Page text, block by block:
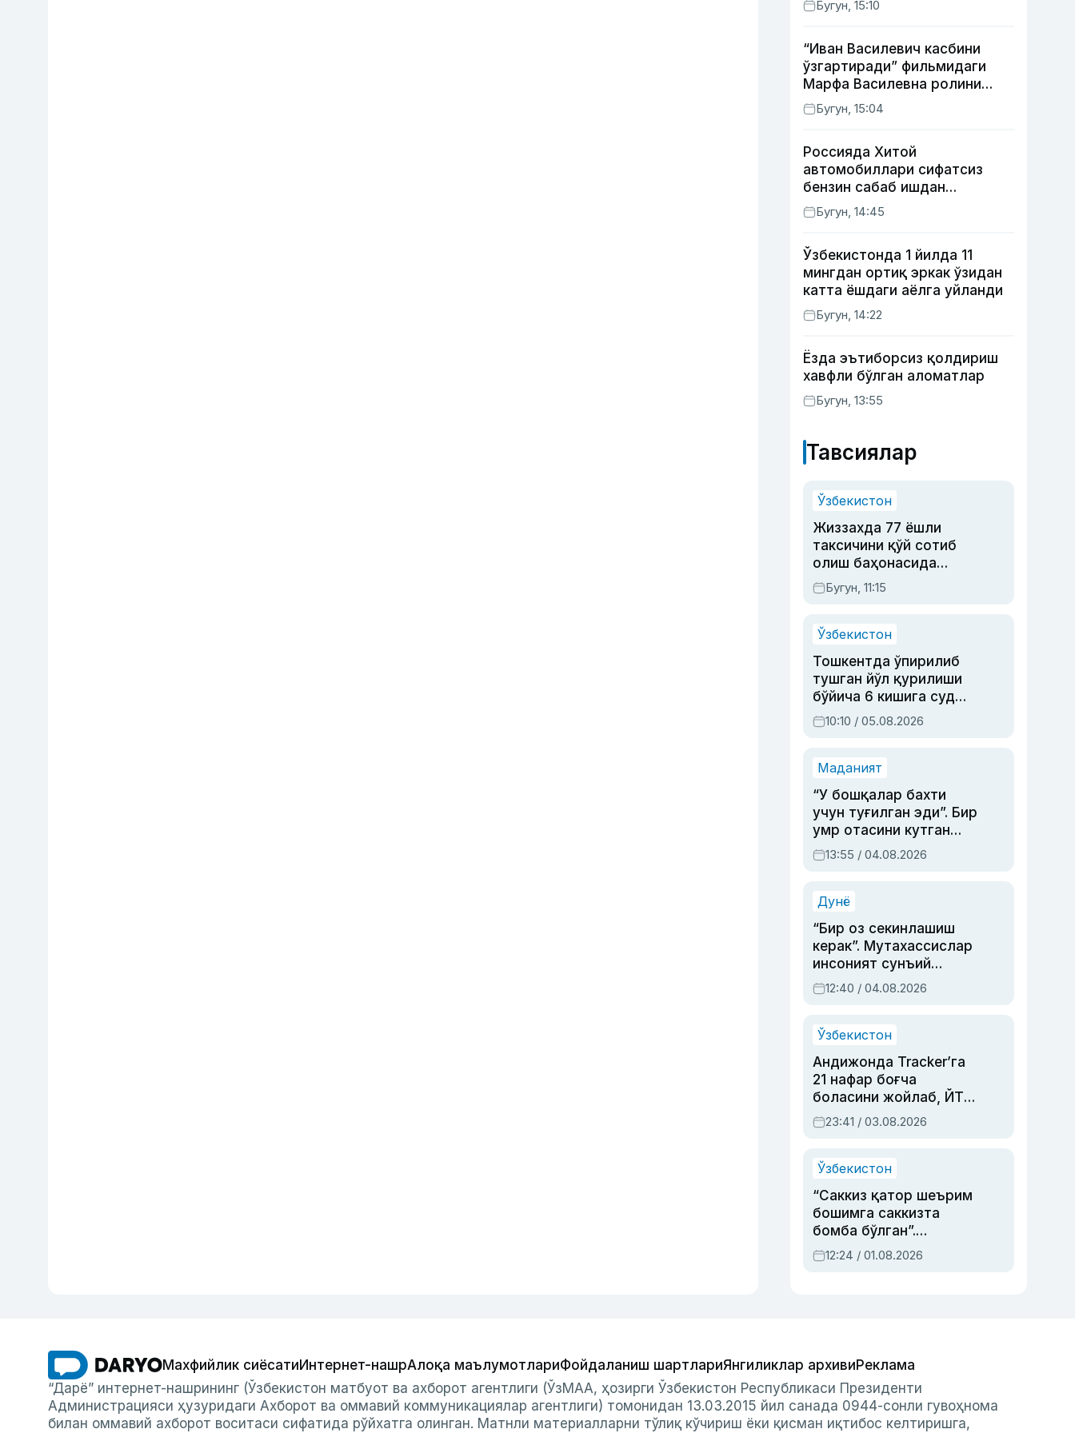
мумкин
Бугун, 15:10
“Иван Василевич касбини
ўзгартиради” фильмидаги
Марфа Василевна ролини
ижро этган актрисанинг
тақдири қандай кечди?
Бугун, 15:04
Россияда Хитой
автомобиллари сифатсиз
бензин сабаб ишдан
чиқмоқда
Бугун, 14:45
Ўзбекистонда 1 йилда 11
мингдан ортиқ эркак ўзидан
катта ёшдаги аёлга уйланди
Бугун, 14:22
Ёзда эътиборсиз қолдириш
хавфли бўлган аломатлар
Бугун, 13:55
Тавсиялар
Ўзбекистон
Жиззахда 77 ёшли
таксичини қўй сотиб
олиш баҳонасида
яйловга олиб бориб
ўлдирган йигит 20
Бугун, 11:15
Ўзбекистон
Тошкентда ўпирилиб
тушган йўл қурилиши
бўйича 6 кишига суд
ҳукми ўқилди
10:10 / 05.08.2026
Маданият
“У бошқалар бахти
учун туғилган эди”. Бир
умр отасини кутган
актриса ва дубльяж
устаси Римма
синовларга тўла ҳаёти
13:55 / 04.08.2026
Дунё
“Бир оз секинлашиш
керак”. Мутахассислар
инсоният сунъий
интеллектни бошқара
олмай қолишидан
12:40 / 04.08.2026
Ўзбекистон
Андижонда Tracker’га
21 нафар боғча
боласини жойлаб, ЙТҲ
содир этган аёлга суд
ҳукми ўқилди
23:41 / 03.08.2026
Ўзбекистон
“Саккиз қатор шеърим
бошимга саккизта
бомба бўлган”.
Абдулла Ориповни
сиёсий айбловлардан
12:24 / 01.08.2026
Махфийлик сиёсатиИнтернет-нашрАлоқа маълумотлариФойдаланиш шартлариЯнгиликлар архивиРеклама
“Дарё” интернет-нашрининг (Ўзбекистон матбуот ва ахборот агентлиги (ЎзМАА, ҳозирги Ўзбекистон Республикаси Президенти
Администрацияси ҳузуридаги Ахборот ва оммавий коммуникациялар агентлиги) томонидан 13.03.2015 йил санада 0944-сонли гувоҳнома
билан оммавий ахборот воситаси сифатида рўйхатга олинган. Матнли материалларни тўлиқ кўчириш ёки қисман иқтибос келтиришга,